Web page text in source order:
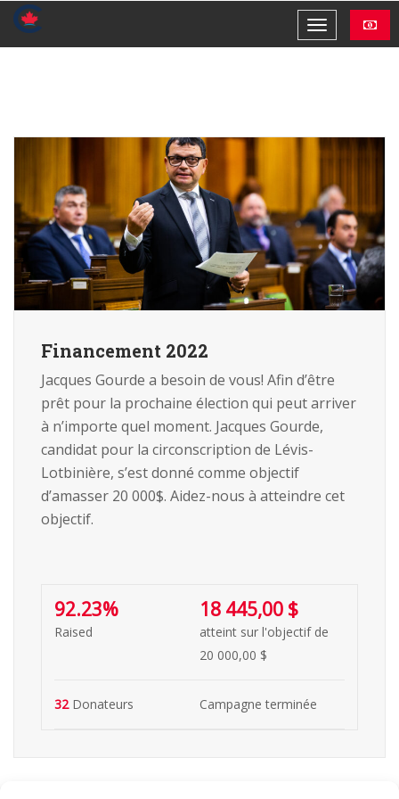
Financement 2022
Jacques Gourde a besoin de vous! Afin d’être
prêt pour la prochaine élection qui peut arriver
à n’importe quel moment. Jacques Gourde,
candidat pour la circonscription de Lévis-
Lotbinière, s’est donné comme objectif
d’amasser 20 000$. Aidez-nous à atteindre cet
objectif.
92.23%
Raised
18 445,00 $
atteint sur l'objectif de
20 000,00 $
32Donateurs Campagne terminée